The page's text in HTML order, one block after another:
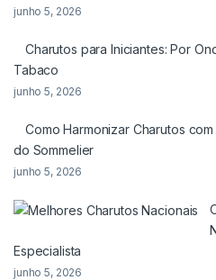
junho 5, 2026
Charutos para Iniciantes: Por
Tabaco
junho 5, 2026
Como Harmonizar Charutos
do Sommelier
junho 5, 2026
Especialista
junho 5, 2026